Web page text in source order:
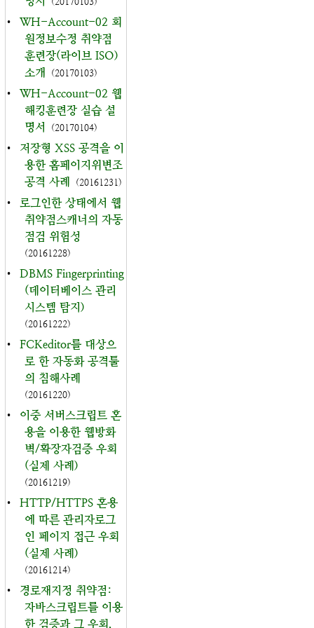
•
WH-Account-02 회
원정보수정 취약점
훈련장(라이브 ISO)
소개
(20170103)
•
WH-Account-02 웹
해킹훈련장 실습 설
명서
(20170104)
•
저장형 XSS 공격을 이
용한 홈페이지위변조
공격 사례
(20161231)
•
로그인한 상태에서 웹
취약점스캐너의 자동
점검 위험성
(20161228)
•
DBMS Fingerprinting
(데이터베이스 관리
시스템 탐지)
(20161222)
•
FCKeditor를 대상으
로 한 자동화 공격툴
의 침해사례
(20161220)
•
이중 서버스크립트 혼
용을 이용한 웹방화
벽/확장자검증 우회
(실제 사례)
(20161219)
•
HTTP/HTTPS 혼용
에 따른 관리자로그
인 페이지 접근 우회
(실제 사례)
(20161214)
•
경로재지정 취약점:
자바스크립트를 이용
한 검증과 그 우회,